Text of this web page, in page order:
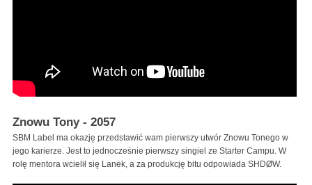
Znowu Tony - 2057
SBM Label ma okazję przedstawić wam pierwszy utwór Znowu Tonego w
jego karierze. Jest to jednocześnie pierwszy singiel ze Starter Campu. W
rolę mentora wcielił się Lanek, a za produkcję bitu odpowiada SHDØW.